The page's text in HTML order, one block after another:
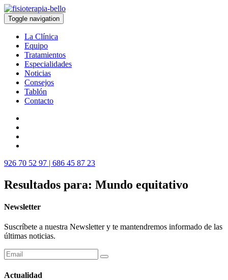
Toggle navigation
La Clínica
Equipo
Tratamientos
Especialidades
Noticias
Consejos
Tablón
Contacto
926 70 52 97 | 686 45 87 23
Resultados para: Mundo equitativo
Newsletter
Suscríbete a nuestra Newsletter y te mantendremos informado de las
últimas noticias.
Actualidad